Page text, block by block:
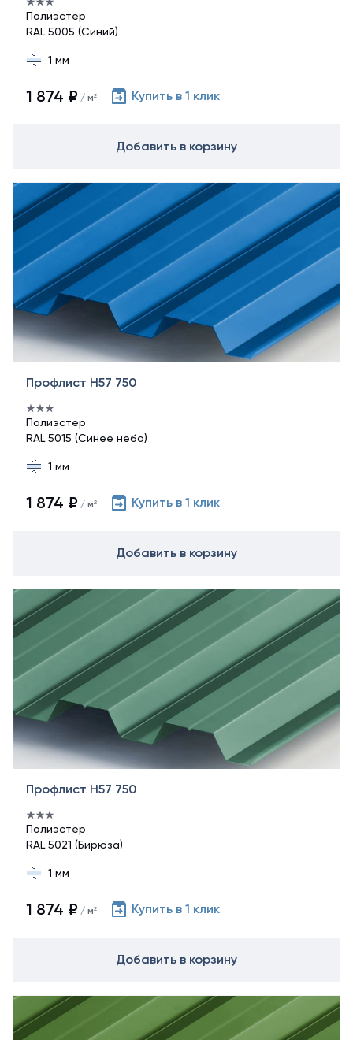
Полиэстер
RAL 5005 (Синий)
1 мм
1 874 ₽ / м² Купить в 1 клик
Добавить в корзину
Профлист Н57 750
Полиэстер
RAL 5015 (Синее небо)
1 мм
1 874 ₽ / м² Купить в 1 клик
Добавить в корзину
Профлист Н57 750
Полиэстер
RAL 5021 (Бирюза)
1 мм
1 874 ₽ / м² Купить в 1 клик
Добавить в корзину